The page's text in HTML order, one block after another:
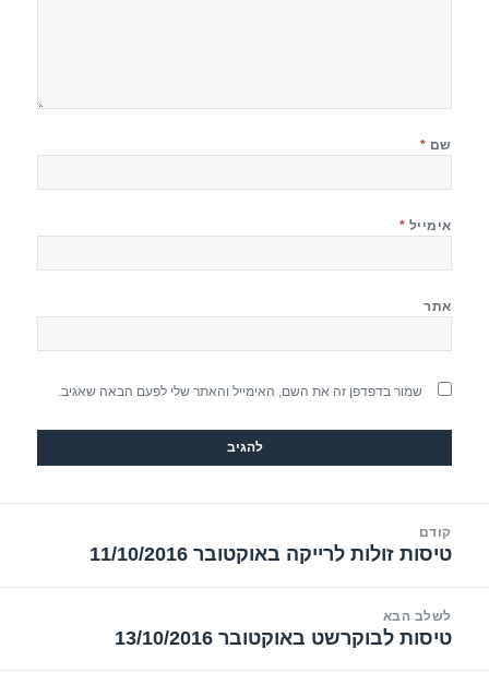
שם *
אימייל *
אתר
שמור בדפדפן זה את השם, האימייל והאתר שלי לפעם הבאה שאגיב.
קודם
הפוסט
טיסות זולות לרייקה באוקטובר 11/10/2016
לשלב הבא
הפוסט
טיסות לבוקרשט באוקטובר 13/10/2016